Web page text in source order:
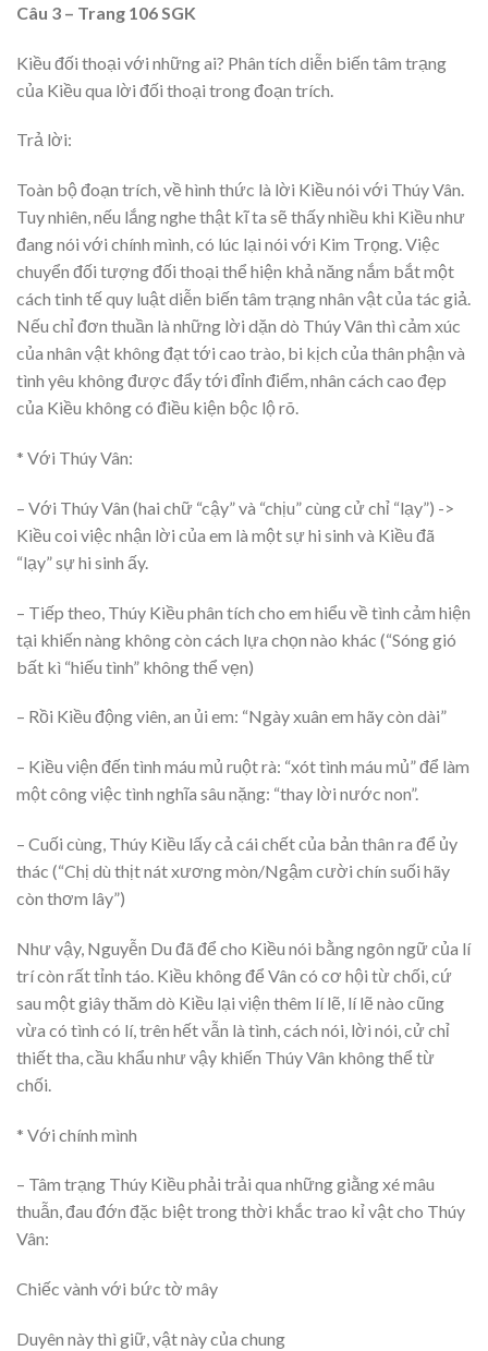
Câu 3 – Trang 106 SGK
Kiều đối thoại với những ai? Phân tích diễn biến tâm trạng
của Kiều qua lời đối thoại trong đoạn trích.
Trả lời:
Toàn bộ đoạn trích, về hình thức là lời Kiều nói với Thúy Vân.
Tuy nhiên, nếu lắng nghe thật kĩ ta sẽ thấy nhiều khi Kiều như
đang nói với chính mình, có lúc lại nói với Kim Trọng. Việc
chuyển đối tượng đối thoại thể hiện khả năng nắm bắt một
cách tinh tế quy luật diễn biến tâm trạng nhân vật của tác giả.
Nếu chỉ đơn thuần là những lời dặn dò Thúy Vân thì cảm xúc
của nhân vật không đạt tới cao trào, bi kịch của thân phận và
tình yêu không được đẩy tới đỉnh điểm, nhân cách cao đẹp
của Kiều không có điều kiện bộc lộ rõ.
* Với Thúy Vân:
– Với Thúy Vân (hai chữ “cậy” và “chịu” cùng cử chỉ “lạy”) ->
Kiều coi việc nhận lời của em là một sự hi sinh và Kiều đã
“lạy” sự hi sinh ấy.
– Tiếp theo, Thúy Kiều phân tích cho em hiểu về tình cảm hiện
tại khiến nàng không còn cách lựa chọn nào khác (“Sóng gió
bất kì “hiếu tình” không thể vẹn)
– Rồi Kiều động viên, an ủi em: “Ngày xuân em hãy còn dài”
– Kiều viện đến tình máu mủ ruột rà: “xót tình máu mủ” để làm
một công việc tình nghĩa sâu nặng: “thay lời nước non”.
– Cuối cùng, Thúy Kiều lấy cả cái chết của bản thân ra để ủy
thác (“Chị dù thịt nát xương mòn/Ngậm cười chín suối hãy
còn thơm lây”)
Như vậy, Nguyễn Du đã để cho Kiều nói bằng ngôn ngữ của lí
trí còn rất tỉnh táo. Kiều không để Vân có cơ hội từ chối, cứ
sau một giây thăm dò Kiều lại viện thêm lí lẽ, lí lẽ nào cũng
vừa có tình có lí, trên hết vẫn là tình, cách nói, lời nói, cử chỉ
thiết tha, cầu khẩu như vậy khiến Thúy Vân không thể từ
chối.
* Với chính mình
– Tâm trạng Thúy Kiều phải trải qua những giằng xé mâu
thuẫn, đau đớn đặc biệt trong thời khắc trao kỉ vật cho Thúy
Vân:
Chiếc vành với bức tờ mây
Duyên này thì giữ, vật này của chung